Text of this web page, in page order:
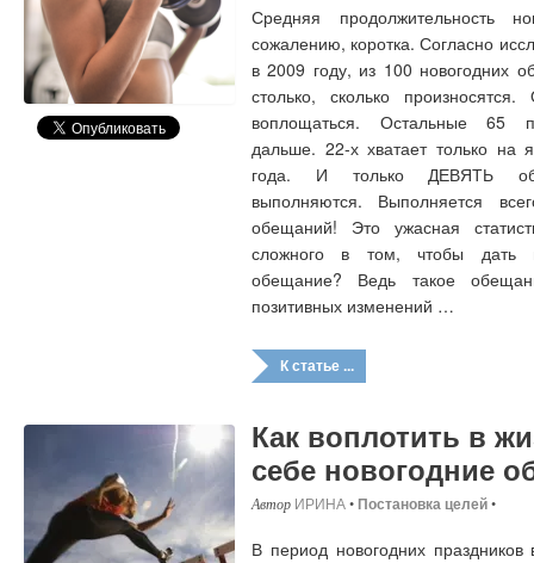
Средняя продолжительность
сожалению, коротка. Согласно
в 2009 году, из 100 новогодних
столько, сколько
воплощаться. Остальные 65
дальше. 22-х хватает только
года. И только ДЕВЯТЬ
выполняются. Выполняется
обещаний! Это ужасная
сложного в том, чтобы дать
обещание? Ведь такое
позитивных изменений …
К статье ...
Как воплотить в
себе новогодние
ИРИНА•Постановка целей•
В период новогодних праздников